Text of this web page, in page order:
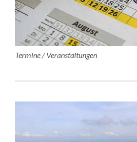
Termine / Veranstaltungen